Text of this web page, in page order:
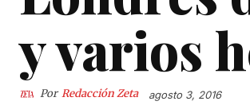
y varios
Por Redacción Zeta agosto 3, 2016